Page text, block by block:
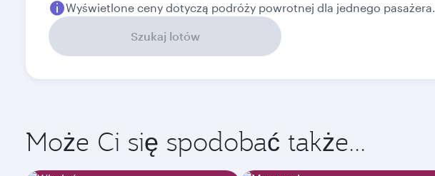
Wyświetlone ceny dotyczą podróży powrotnej dla jednego pasażera.
Szukaj lotów
Może Ci się spodobać także...